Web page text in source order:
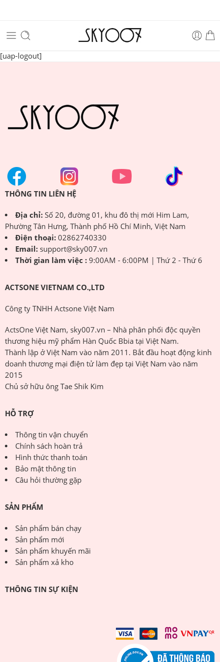
[uap-logout]
THÔNG TIN LIÊN HỆ
Địa chỉ:Số 20, đường 01, khu đô thị mới Him Lam,
Phường Tân Hưng, Thành phố Hồ Chí Minh, Việt Nam
Điện thoại:02862740330
Email:support@sky007.vn
Thời gian làm việc :9:00AM - 6:00PM | Thứ 2 - Thứ 6
ACTSONE VIETNAM CO.,LTD
Công ty TNHH Actsone Việt Nam
ActsOne Việt Nam, sky007.vn – Nhà phân phối độc quyền
thương hiệu mỹ phẩm Hàn Quốc Bbia tại Việt Nam.
Thành lập ở Việt Nam vào năm 2011. Bắt đầu hoạt động kinh
doanh thương mại điện tử làm đẹp tại Việt Nam vào năm
2015
Chủ sở hữu ông Tae Shik Kim
HỖ TRỢ
Thông tin vận chuyển
Chính sách hoàn trả
Hình thức thanh toán
Bảo mật thông tin
Câu hỏi thường gặp
SẢN PHẨM
Sản phẩm bán chạy
Sản phẩm mới
Sản phẩm khuyến mãi
Sản phẩm xả kho
THÔNG TIN SỰ KIỆN